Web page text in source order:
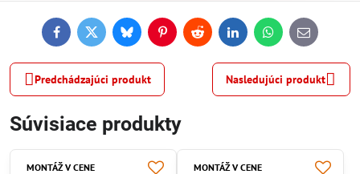
FacebookTwitterBlueskyPinterestReddit LinkedInWhatsApp
E-
mail
Predchádzajúci produkt Nasledujúci produkt
Súvisiace produkty
MONTÁŽ V CENE MONTÁŽ V CENE